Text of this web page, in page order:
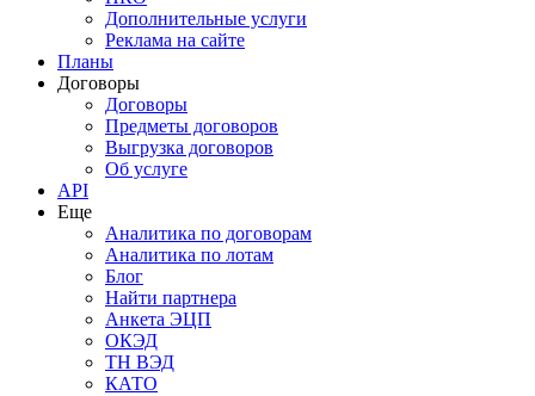
Дополнительные услуги
Реклама на сайте
Планы
Договоры
Договоры
Предметы договоров
Выгрузка договоров
Об услуге
API
Еще
Аналитика по договорам
Аналитика по лотам
Блог
Найти партнера
Анкета ЭЦП
ОКЭД
ТН ВЭД
КАТО